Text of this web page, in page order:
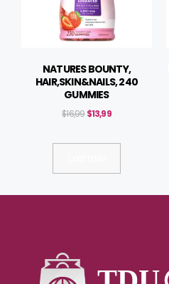
NATURES BOUNTY,
HAIR,SKIN&NAILS, 240
GUMMIES
$16,99 $13,99